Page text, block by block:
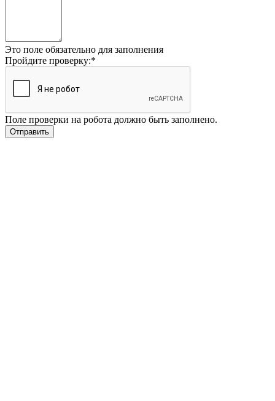
Это поле обязательно для заполнения
Пройдите проверку:*
Поле проверки на робота должно быть заполнено.